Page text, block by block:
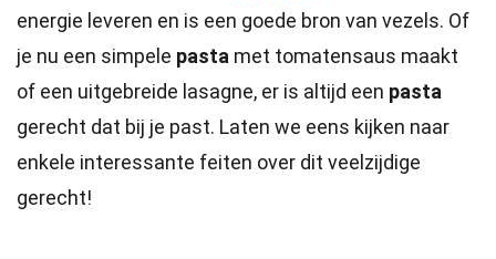
energie leveren en is een goede bron van vezels. Of
je nu een simpele pasta met tomatensaus maakt
of een uitgebreide lasagne, er is altijd een pasta
gerecht dat bij je past. Laten we eens kijken naar
enkele interessante feiten over dit veelzijdige
gerecht!